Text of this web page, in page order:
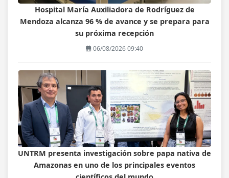
Hospital María Auxiliadora de Rodríguez de
Mendoza alcanza 96 % de avance y se prepara para
su próxima recepción
06/08/2026 09:40
UNTRM presenta investigación sobre papa nativa de
Amazonas en uno de los principales eventos